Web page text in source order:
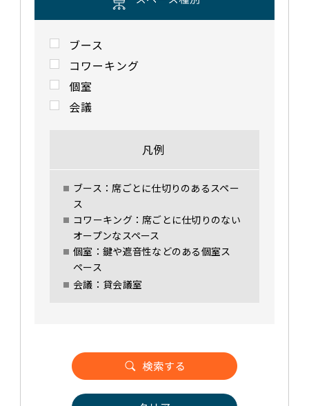
ブース
コワーキング
個室
会議
凡例
ブース：席ごとに仕切りのあるスペー
ス
コワーキング：席ごとに仕切りのない
オープンなスペース
個室：鍵や遮音性などのある個室ス
ペース
会議：貸会議室